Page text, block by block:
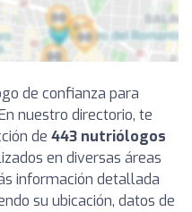
de confianza para
nuestro directorio, te
de 443 nutriólogos
en diversas áreas
información detallada
su ubicación, datos de